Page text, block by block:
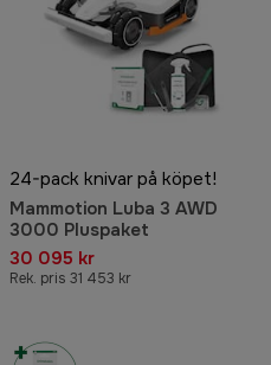
24-pack knivar på köpet!
Mammotion Luba 3 AWD
3000 Pluspaket
30 095 kr
Rek. pris 31 453 kr